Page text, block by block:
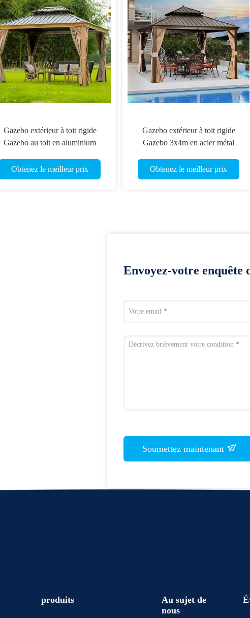
Gazebo extérieur à toit rigide
Gazebo au toit en aluminium
Obtenez le meilleur prix
Gazebo extérieur à toit rigide
Gazebo 3x4m en acier métal
Obtenez le meilleur prix
Envoyez-votre enquête
Soumettez maintenant
produits
Au sujet de
nous